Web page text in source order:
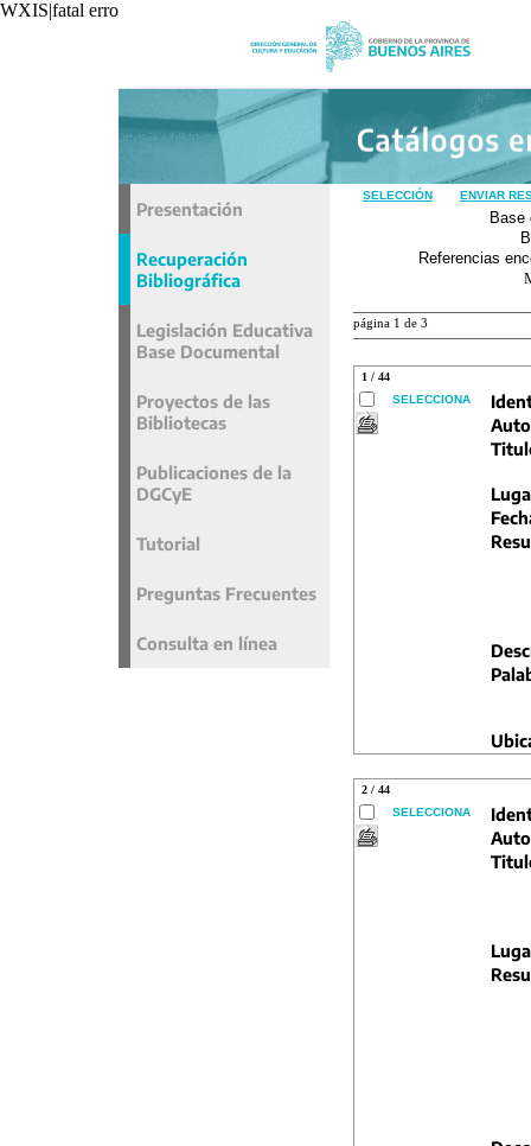
Presentación
Recuperación
Bibliográfica
Legislación Educativa
Base Documental
Proyectos de las
Bibliotecas
Publicaciones de la
DGCyE
Tutorial
Preguntas Frecuentes
Consulta en línea
SELECCIÓN ENVIAR
Base
Referencias
página 1 de 3
1 / 44
SELECCIONA
2 / 44
SELECCIONA
WXIS|fatal error|unavoidable|recxref/read|